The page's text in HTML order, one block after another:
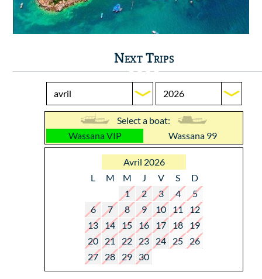
Next Trips
Select a boat:
Wassana VIP
Wassana 99
Avril 2026
L
M M J V S
D
1
2 3 4
5
6
7 8 9 10 11
12
13
14 15 16 17 18
19
20
21 22 23 24 25
26
27
28 29 30